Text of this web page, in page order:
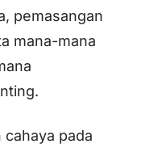
pemasangan
mana-mana
cahaya pada